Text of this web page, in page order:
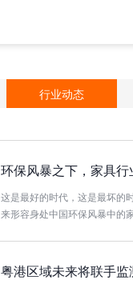
行业动态
这是最好的时代，这是最坏的
来形容身处中国环保风暴中的
护部环境规划院、全国工商联
联合主持了国家级研究课题
粤港区域未来将联手